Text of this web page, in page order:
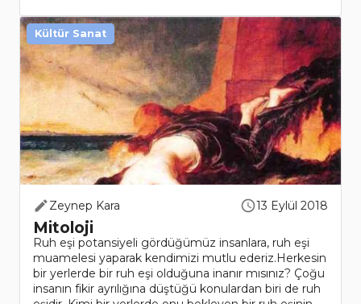
Zeynep Kara 13 Eylül 2018
Mitoloji
Ruh eşi potansiyeli gördüğümüz insanlara, ruh eşi
muamelesi yaparak kendimizi mutlu ederiz.Herkesin
bir yerlerde bir ruh eşi olduğuna inanır mısınız? Çoğu
insanın fikir ayrılığına düştüğü konulardan biri de ruh
Kültür Sanat